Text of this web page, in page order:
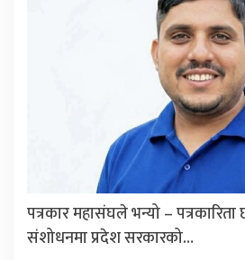
पत्रकार महासंघले भन्यो – पत्रकारिता
संशोधनमा प्रदेश सरकारको…